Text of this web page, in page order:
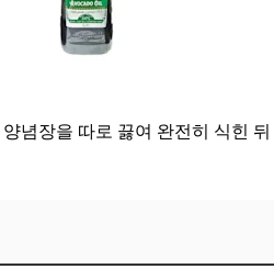
념장을 따로 끓여 완전히 식힌